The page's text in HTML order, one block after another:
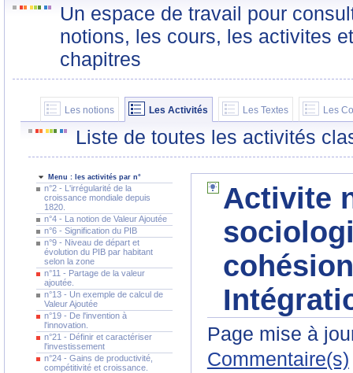
Un espace de travail pour
notions, les cours, les activites
chapitres
Les notions Les Activités Les Textes Les
Liste de toutes les activités
Menu : les activités par n°
n°2 - L'irrégularité de la
croissance mondiale depuis
1820.
n°4 - La notion de Valeur Ajoutée
n°6 - Signification du PIB
n°9 - Niveau de départ et
évolution du PIB par habitant
selon la zone
n°11 - Partage de la valeur
ajoutée.
n°13 - Un exemple de calcul de
Valeur Ajoutée
n°19 - De l'invention à
l'innovation.
n°21 - Définir et caractériser
l'investissement
n°24 - Gains de productivité,
compétitivité et croissance.
Activite
Page mise à
Commentaire(s)